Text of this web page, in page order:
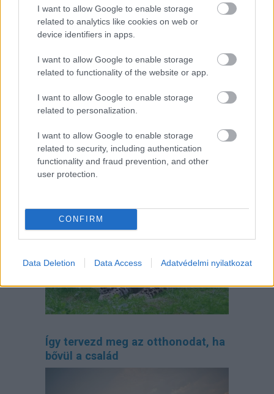
I want to allow Google to enable storage
related to analytics like cookies on web or
device identifiers in apps.
I want to allow Google to enable storage
related to functionality of the website or app.
I want to allow Google to enable storage
related to personalization.
I want to allow Google to enable storage
related to security, including authentication
functionality and fraud prevention, and other
user protection.
CONFIRM
Data Deletion Data Access Adatvédelmi nyilatkozat
Toronymagasan verte a mezőnyt:
ez lett a magyarok kedvenc
állatkertje
Így tervezd meg az otthonodat, ha
bővül a család